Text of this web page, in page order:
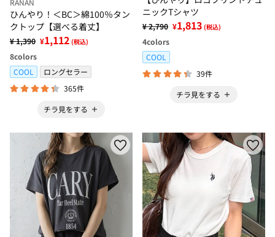
ひんやり！＜BC＞綿100％タン
クトップ【選べる着丈】
¥ 1,390 ¥1,112 (税込)
8colors
COOL
ロングセラー
365件
チラ見をする
ニックTシャツ
¥ 2,790 ¥1,813 (税込)
4colors
COOL
39件
チラ見をする